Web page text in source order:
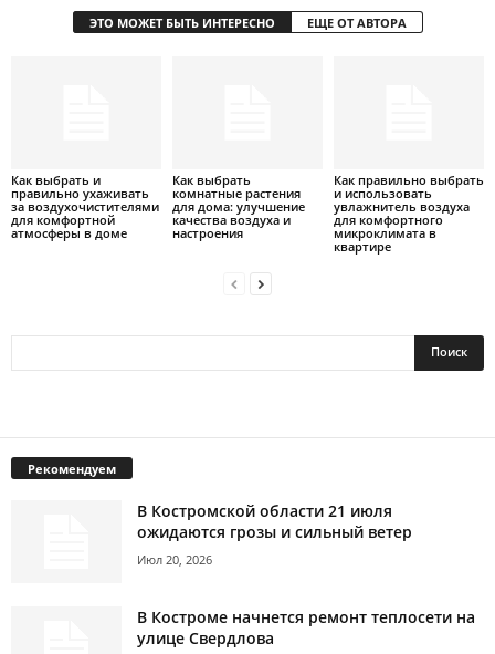
ЭТО МОЖЕТ БЫТЬ ИНТЕРЕСНО ЕЩЕ ОТ АВТОРА
Как выбрать и
правильно ухаживать
за воздухочистителями
для комфортной
атмосферы в доме
Как выбрать
комнатные растения
для дома: улучшение
качества воздуха и
настроения
Как правильно выбрать
и использовать
увлажнитель воздуха
для комфортного
микроклимата в
квартире
Рекомендуем
В Костромской области 21 июля
ожидаются грозы и сильный ветер
Июл 20, 2026
В Костроме начнется ремонт теплосети на
улице Свердлова